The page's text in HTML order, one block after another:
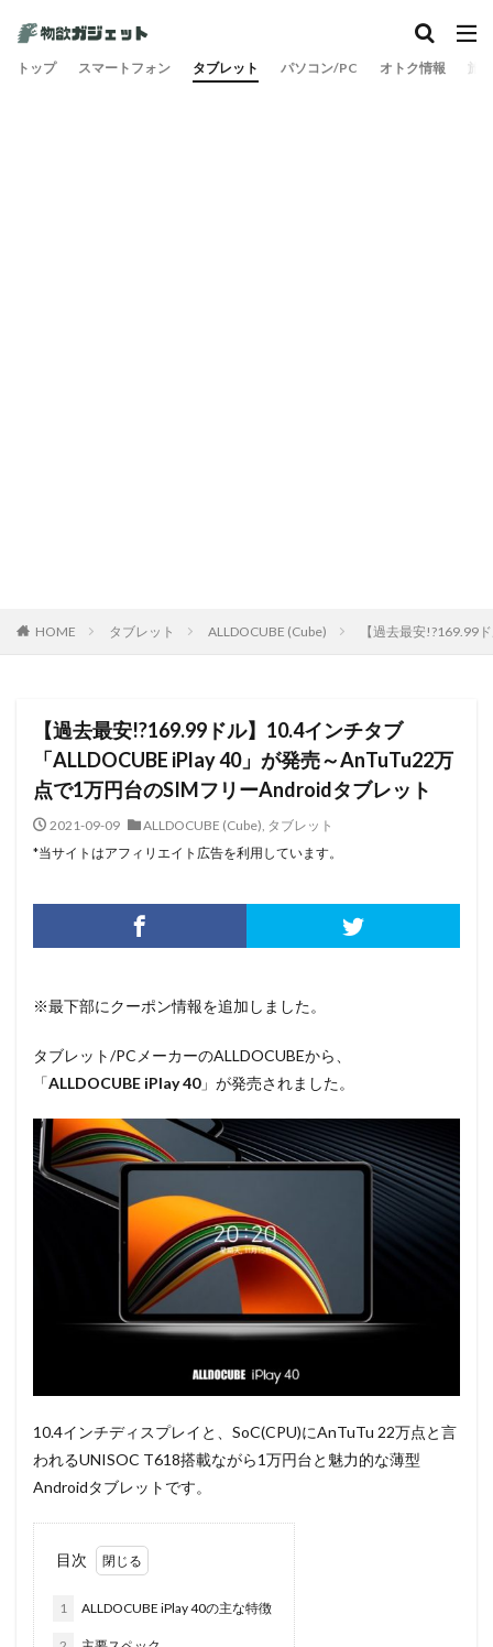
トップ スマートフォン タブレット パソコン/PC オトク情報 旅
HOME タブレット ALLDOCUBE (Cube) 【過去最安!?169.99
【過去最安!?169.99ドル】10.4インチタブ
「ALLDOCUBE iPlay 40」が発売～AnTuTu22万
点で1万円台のSIMフリーAndroidタブレット
2021-09-09 ALLDOCUBE (Cube), タブレット
*当サイトはアフィリエイト広告を利用しています。
※最下部にクーポン情報を追加しました。
タブレット/PCメーカーのALLDOCUBEから、
「ALLDOCUBE iPlay 40」が発売されました。
10.4インチディスプレイと、SoC(CPU)にAnTuTu 22万点と言
われるUNISOC T618搭載ながら1万円台と魅力的な薄型
Androidタブレットです。
目次
1 ALLDOCUBE iPlay 40の主な特徴